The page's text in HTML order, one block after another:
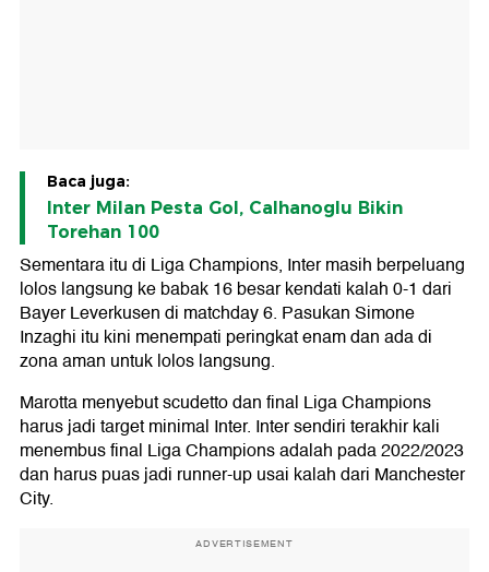
Baca juga:
Inter Milan Pesta Gol, Calhanoglu Bikin
Torehan 100
Sementara itu di Liga Champions, Inter masih berpeluang
lolos langsung ke babak 16 besar kendati kalah 0-1 dari
Bayer Leverkusen di matchday 6. Pasukan Simone
Inzaghi itu kini menempati peringkat enam dan ada di
zona aman untuk lolos langsung.
Marotta menyebut scudetto dan final Liga Champions
harus jadi target minimal Inter. Inter sendiri terakhir kali
menembus final Liga Champions adalah pada 2022/2023
dan harus puas jadi runner-up usai kalah dari Manchester
City.
ADVERTISEMENT